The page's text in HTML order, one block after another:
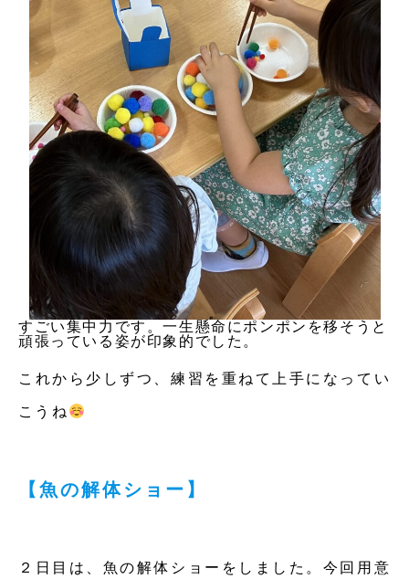
すごい集中力です。一生懸命にポンポンを移そうと
頑張っている姿が印象的でした。
これから少しずつ、練習を重ねて上手になってい
こうね
【魚の解体ショー】
２日目は、魚の解体ショーをしました。今回用意